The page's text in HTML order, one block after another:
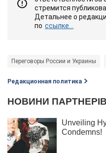
стремится
Детальнее о
по ссылке...
Переговоры России и Украины
Редакционная политика